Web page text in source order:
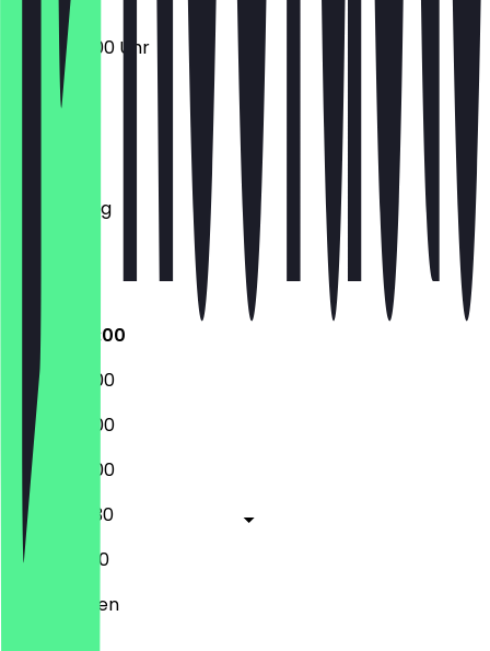
10:00 - 20:00 Uhr
Donnerstag
10:00 - 20:00
10:00 - 20:00
10:00 - 20:00
10:00 - 20:00
10:00 - 20:30
10:00 - 21:00
Geschlossen